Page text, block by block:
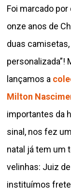
Foi marcado
onze anos de
duas
personalizada”!
lançamos a
Milton
importantes da
sinal, nos fez
natal já tem um
velinhas: Juiz
instituímos